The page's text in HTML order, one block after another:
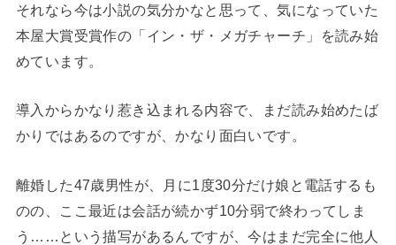
それなら今は小説の気分かなと思って、気になっていた
本屋大賞受賞作の「イン・ザ・メガチャーチ」を読み始
めています。
導入からかなり惹き込まれる内容で、まだ読み始めたば
かりではあるのですが、かなり面白いです。
離婚した47歳男性が、月に1度30分だけ娘と電話するも
のの、ここ最近は会話が続かず10分弱で終わってしま
う……という描写があるんですが、今はまだ完全に他人